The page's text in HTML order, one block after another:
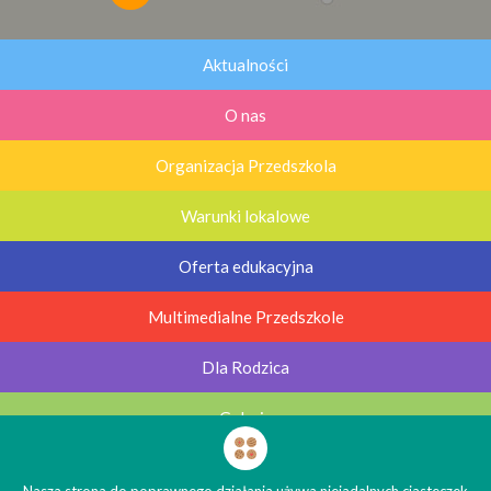
Aktualności
O nas
Organizacja Przedszkola
Warunki lokalowe
Oferta edukacyjna
Multimedialne Przedszkole
Dla Rodzica
Galerie
Kontakt